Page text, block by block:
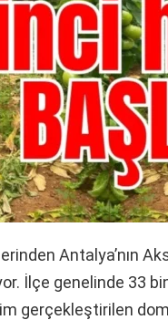
Antalya’nın
İlçe genelinde 33
gerçekleştirilen